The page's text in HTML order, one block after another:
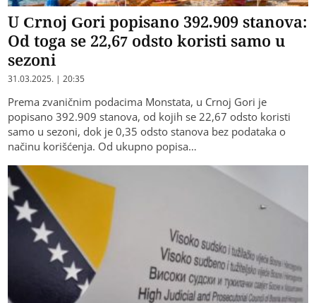
U Crnoj Gori popisano 392.909 stanova:
Od toga se 22,67 odsto koristi samo u
sezoni
31.03.2025. | 20:35
Prema zvaničnim podacima Monstata, u Crnoj Gori je
popisano 392.909 stanova, od kojih se 22,67 odsto koristi
samo u sezoni, dok je 0,35 odsto stanova bez podataka o
načinu korišćenja. Od ukupno popisa…